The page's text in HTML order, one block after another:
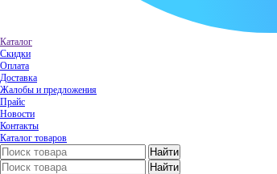
Каталог
Скидки
Оплата
Доставка
Жалобы и предложения
Прайс
Новости
Контакты
Каталог товаров